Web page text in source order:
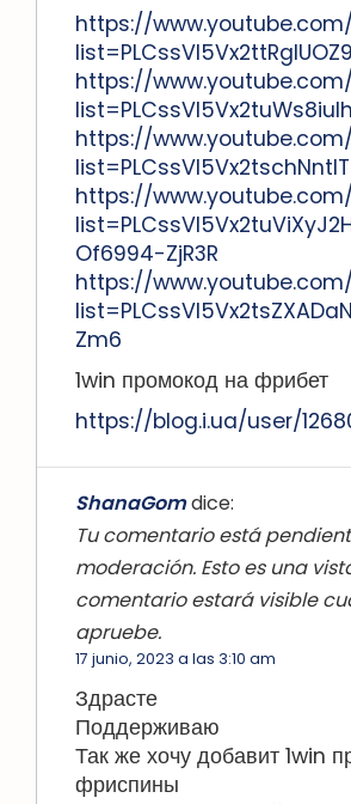
https://
https://
https://
https://
Of6994-ZjR3R
https://
Zm6
1win промокод на фрибет
https://blog.i.ua/user/
ShanaGomdice:
Tu comentario está
moderación. Esto es una
comentario estará visible
apruebe.
17 junio, 2023 a las 3:10 am
Здрасте
Поддерживаю
Так же хочу добавит 1win
фриспины